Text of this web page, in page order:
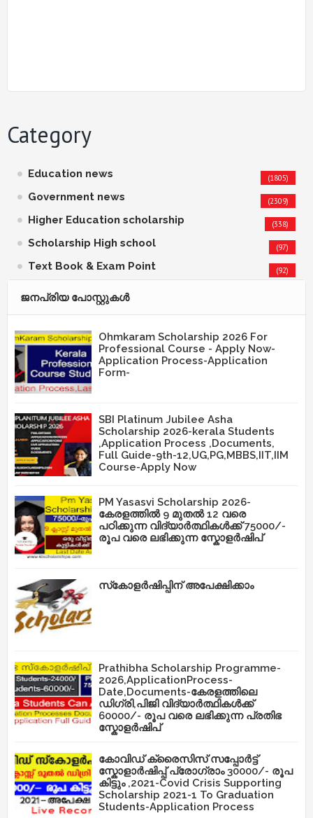
Category
Education news (1805)
Government news (2309)
Higher Education scholarship (338)
Scholarship High school (97)
Text Book & Exam Point (92)
ജനപ്രിയ പോസ്റ്റുകള്‍‌
Ohmkaram Scholarship 2026 For
Professional Course - Apply Now-
Application Process-Application
Form-
SBI Platinum Jubilee Asha
Scholarship 2026-kerala Students
,Application Process ,Documents,
Full Guide-9th-12,UG,PG,MBBS,IIT,IIM
Course-Apply Now
PM Yasasvi Scholarship 2026-
കേരളത്തിൽ 9 മുതൽ 12 വരെ
പഠിക്കുന്ന വിദ്യാർത്ഥികൾക്ക് 75000/-
രൂപ വരെ ലഭിക്കുന്ന സ്കോളർഷിപ്
സ്‌കോളർഷിപ്പിന് അപേക്ഷിക്കാം
Prathibha Scholarship Programme-
2026,ApplicationProcess-
Date,Documents-കേരളത്തിലെ
ഡിഗ്രി,പിജി വിദ്യാർത്ഥികൾക്ക്
60000/- രൂപ വരെ ലഭിക്കുന്ന പ്രതിഭ
സ്കോളർഷിപ്
കോവിഡ് ക്രൈസിസ് സപ്പോർട്ട്
സ്കോളാർഷിപ്പ് പ്രോഗ്രാം 30000/- രൂപ
കിട്ടും ,2021-Covid Crisis Supporting
Scholarship 2021-1 To Graduation
Students-Application Process